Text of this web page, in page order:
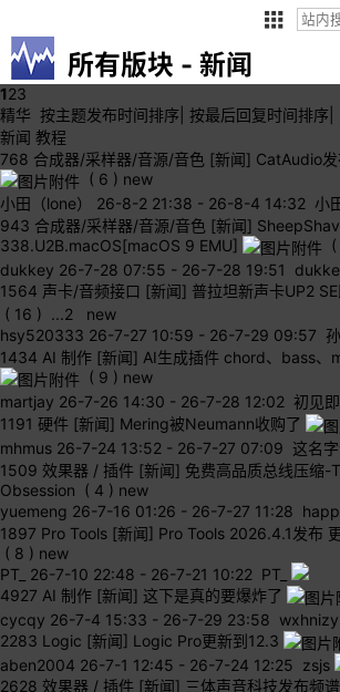
所有版块 - 新闻
123
精华 按主题发布时间排序 按最后回复时间排序
新闻 教程
768 合成器/采样器/音源/音色 [新闻] CatAudio
( 6 ) new
小田（lone）
26-8-2 21:38 - 26-8-4 14:32 小田
943 合成器/采样器/音源/音色 [新闻]
338.U2B.macOS[macOS 9 EMU]
dukkey 26-7-28 07:55 - 26-7-28 19:51
1564 声卡/音频接口 [新闻] 普拉坦新声卡UP2
( 16 ) ...2
new
hsy520333 26-7-27 10:59 - 26-7-29 09:57
1434 AI 制作 [新闻] AI生成插件 chord、bass、
( 9 ) new
martjay 26-7-26 14:30 - 26-7-28 12:02 初见
1191 硬件 [新闻] Mering被Neumann收购了
mhmus 26-7-24 13:52 - 26-7-27 07:09 这名字
1509 效果器 / 插件 [新闻] 免费高品质总线压缩-
Obsession ( 4 ) new
yuemeng 26-7-16 01:26 - 26-7-27 11:28
1897 Pro Tools [新闻] Pro Tools 2026.4.1发布
( 8 ) new
PT_
26-7-10 22:48 - 26-7-21 10:22 PT_
4927 AI 制作 [新闻] 这下是真的要爆炸了
cycqy 26-7-4 15:33 - 26-7-29 23:58 wxhnizy
2283 Logic [新闻] Logic Pro更新到12.3
aben2004 26-7-1 12:45 - 26-7-24 12:25 zsjs
2628 效果器 / 插件 [新闻] 三体声音科技发布频